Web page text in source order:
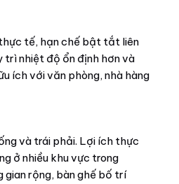
tế, hạn chế bật tắt liên
trì nhiệt độ ổn định hơn và
ích với văn phòng, nhà hàng
và trái phải. Lợi ích thực
ở nhiều khu vực trong
gian rộng, bàn ghế bố trí